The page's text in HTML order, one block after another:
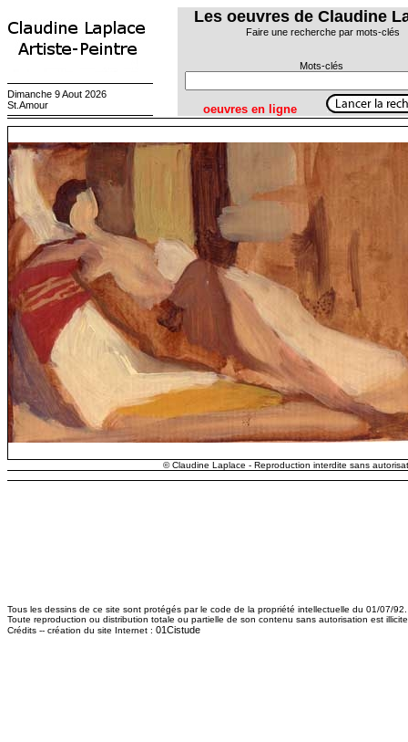
Les oeuvres de Claudine
Faire une recherche par mots-clés
Mots-clés
oeuvres en ligne
Dimanche 9 Aout 2026
St.Amour
© Claudine Laplace - Reproduction interdite sans
Tous les dessins de ce site sont protégés par le code de la propriété intellectuelle du 01/07/92.
Toute reproduction ou distribution totale ou partielle de son contenu sans autorisation est
Crédits -- création du site Internet : 01Cistude